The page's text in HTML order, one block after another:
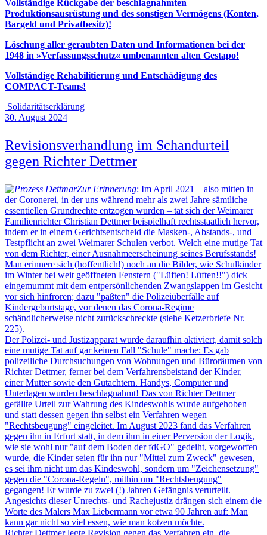
Vollständige Rückgabe der beschlagnahmten
Produktionsausrüstung und des sonstigen Vermögens (Konten,
Bargeld und Privatbesitz)!
Löschung aller geraubten Daten und Informationen bei der
1948 in »Verfassungsschutz« umbenannten alten Gestapo!
Vollständige Rehabilitierung und Entschädigung des
COMPACT-Teams!
Solidaritätserklärung
30. August 2024
Revisionsverhandlung im Schandurteil
gegen Richter Dettmer
Zur Erinnerung: Im April 2021 – also mitten in
der Coronerei, in der uns während mehr als zwei Jahre sämtliche
essentiellen Grundrechte entzogen wurden – tat sich der Weimarer
Familienrichter Christian Dettmer beispielhaft rechtsstaatlich hervor,
indem er in einem Gerichtsentscheid die Masken-, Abstands-, und
Testpflicht an zwei Weimarer Schulen verbot. Welch eine mutige Tat
von dem Richter, einer Ausnahmeerscheinung seines Berufsstands!
Man erinnere sich (hoffentlich!) noch an die Bilder, wie Schulkinder
im Winter bei weit geöffneten Fenstern ("Lüften! Lüften!!") dick
eingemummt mit dem entpersönlichenden Zwangslappen im Gesicht
vor sich hinfroren; dazu "paßten" die Polizeiüberfälle auf
Kindergeburtstage, vor denen das Corona-Regime
schändlicherweise nicht zurückschreckte (siehe Ketzerbriefe Nr.
225).
Der Polizei- und Justizapparat wurde daraufhin aktiviert, damit solch
eine mutige Tat auf gar keinen Fall "Schule" mache: Es gab
polizeiliche Durchsuchungen von Wohnungen und Büroräumen von
Richter Dettmer, ferner bei dem Verfahrensbeistand der Kinder,
einer Mutter sowie den Gutachtern. Handys, Computer und
Unterlagen wurden beschlagnahmt! Das von Richter Dettmer
gefällte Urteil zur Wahrung des Kindeswohls wurde aufgehoben
und statt dessen gegen ihn selbst ein Verfahren wegen
"Rechtsbeugung" eingeleitet. Im August 2023 fand das Verfahren
gegen ihn in Erfurt statt, in dem ihm in einer Perversion der Logik,
wie sie wohl nur "auf dem Boden der fdGO" gedeiht, vorgeworfen
wurde, die Kinder seien für ihn nur "Mittel zum Zweck" gewesen,
es sei ihm nicht um das Kindeswohl, sondern um "Zeichensetzung"
gegen die "Corona-Regeln", mithin um "Rechtsbeugung"
gegangen! Er wurde zu zwei (!) Jahren Gefängnis verurteilt.
Angesichts dieser Unrechts- und Rachejustiz drängen sich einem die
Worte des Malers Max Liebermann vor etwa 90 Jahren auf: Man
kann gar nicht so viel essen, wie man kotzen möchte.
Richter Dettmer legte Revision gegen das Verfahren ein, die